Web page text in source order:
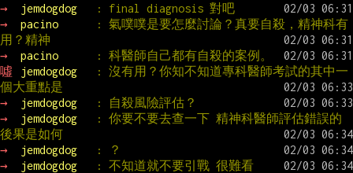
→
jemdogdog
: final diagnosis 對吧
→
pacino
: 氣噗噗是要怎麼討論？真要自殺，精神科有
用？精神
→
pacino
: 科醫師自己都有自殺的案例。
噓
jemdogdog
: 沒有用？你知不知道專科醫師考試的其中一
個大重點是
→
jemdogdog
: 自殺風險評估？
→
jemdogdog
: 你要不要去查一下 精神科醫師評估錯誤的
後果是如何
→
jemdogdog
: ？
→
jemdogdog
: 不知道就不要引戰 很難看